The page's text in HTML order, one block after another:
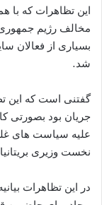
این تظاهرات که با
مخالف رژیم
بسیاری از فعالان
شد.
گفتنی است که این
جریان بود بصورتی
علیه سیاست های
نخست وزیری
در این تظاهرات